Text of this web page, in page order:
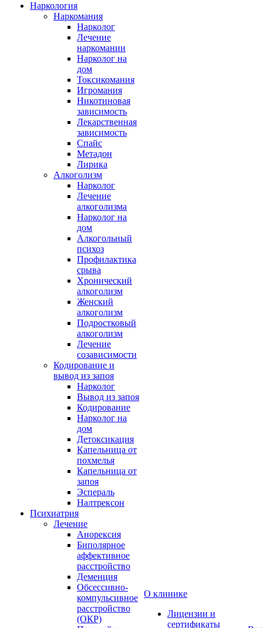
Наркология
Наркомания
Нарколог
Лечение
наркомании
Нарколог на
дом
Токсикомания
Игромания
Никотиновая
зависимость
Лекарственная
зависимость
Спайс
Метадон
Лирика
Алкоголизм
Нарколог
Лечение
алкоголизма
Нарколог на
дом
Алкогольный
психоз
Профилактика
срыва
Хронический
алкоголизм
Женский
алкоголизм
Подростковый
алкоголизм
Лечение
созависимости
Кодирование и
вывод из запоя
Нарколог
Вывод из запоя
Кодирование
Нарколог на
дом
Детоксикация
Капельница от
похмелья
Капельница от
запоя
Эспераль
Налтрексон
Психиатрия
Лечение
Анорексия
Биполярное
аффективное
расстройство
Деменция
Обсессивно-
компульсивное
расстройство
(ОКР)
О клинике
Лицензии и
сертификаты